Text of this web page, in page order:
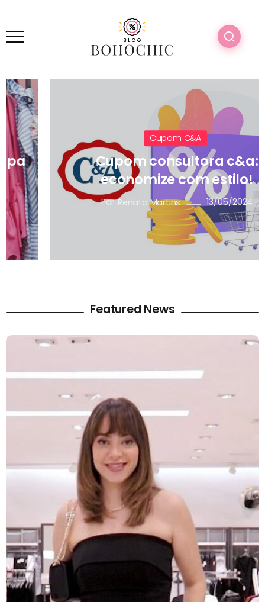
Cupom C&a
Cupom consultora c&a:
economize com estilo!
Renata Martins 13/05/2024
Featured News